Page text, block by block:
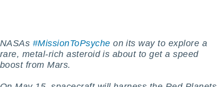
dados
NASAs #MissionToPsyche on its way to explore a
rare, metal-rich asteroid is about to get a speed
boost from Mars.